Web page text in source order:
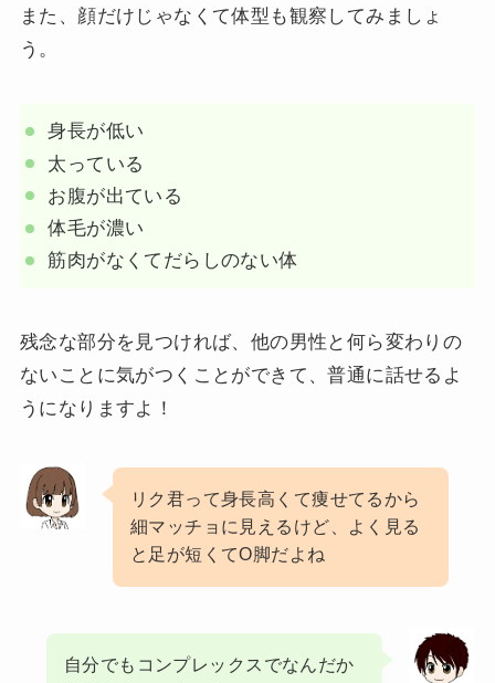
また、顔だけじゃなくて体型も観察してみましょ
う。
身長が低い
太っている
お腹が出ている
体毛が濃い
筋肉がなくてだらしのない体
残念な部分を見つければ、他の男性と何ら変わりの
ないことに気がつくことができて、普通に話せるよ
うになりますよ！
リク君って身長高くて痩せてるから
細マッチョに見えるけど、よく見る
と足が短くてO脚だよね
自分でもコンプレックスでなんだか